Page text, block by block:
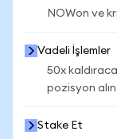
NOWon ve
Vadeli İşlemler
50x
pozisyon
Stake Et